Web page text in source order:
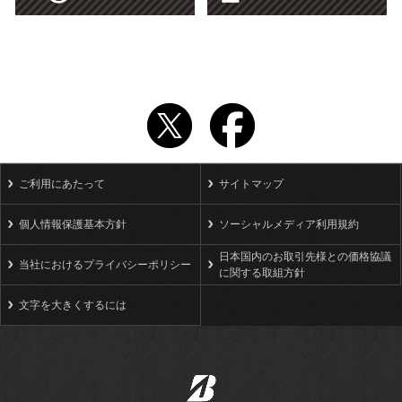
ご利用にあたって サイトマップ
個人情報保護基本方針 ソーシャルメディア利用規約
当社におけるプライバシーポリシー
日本国内のお取引先様との価格協議
に関する取組方針
文字を大きくするには